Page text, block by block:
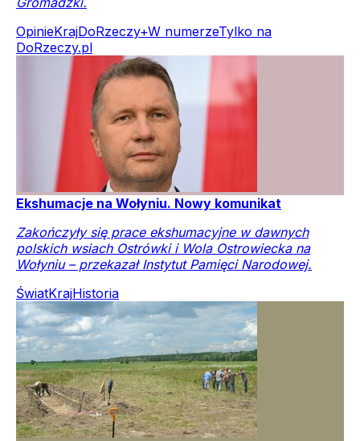
OpinieKrajDoRzeczy+W numerzeTylko na
DoRzeczy.pl
Ekshumacje na Wołyniu. Nowy komunikat
Zakończyły się prace ekshumacyjne w dawnych
polskich wsiach Ostrówki i Wola Ostrowiecka na
Wołyniu – przekazał Instytut Pamięci Narodowej.
ŚwiatKrajHistoria